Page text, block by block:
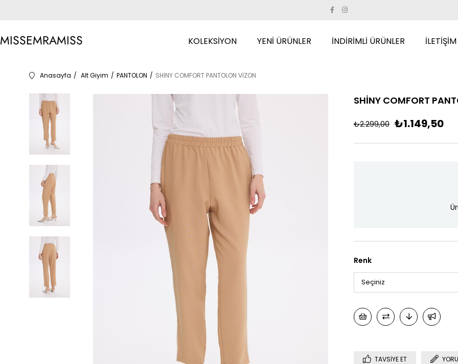
MISSEMRAMISS KOLEKSİYON YENİ ÜRÜNLER İNDİRİMLİ ÜRÜNLER İLETİŞİM
Anasayfa Alt Giyim PANTOLON SHİNY COMFORT PANTOLON VİZON
SHİNY COMFORT
₺2.299,00 ₺1.149,50
Renk
TAVSIYE ET